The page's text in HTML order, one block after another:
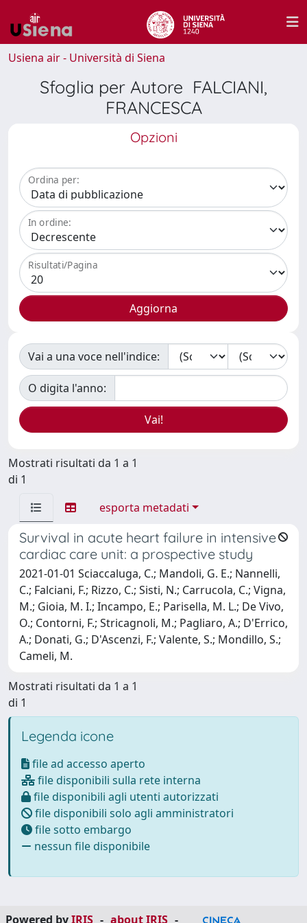
Usiena air - Università di Siena
Sfoglia per Autore FALCIANI,
FRANCESCA
Opzioni
Ordina per:
In ordine:
Risultati/Pagina
Vai a una voce nell'indice:
O digita l'anno:
Mostrati risultati da 1 a 1
di 1
esporta metadati
Survival in acute heart failure in intensive
cardiac care unit: a prospective study
2021-01-01 Sciaccaluga, C.; Mandoli, G. E.; Nannelli,
C.; Falciani, F.; Rizzo, C.; Sisti, N.; Carrucola, C.; Vigna,
M.; Gioia, M. I.; Incampo, E.; Parisella, M. L.; De Vivo,
O.; Contorni, F.; Stricagnoli, M.; Pagliaro, A.; D'Errico,
A.; Donati, G.; D'Ascenzi, F.; Valente, S.; Mondillo, S.;
Cameli, M.
Mostrati risultati da 1 a 1
di 1
Legenda icone
file ad accesso aperto
file disponibili sulla rete interna
file disponibili agli utenti autorizzati
file disponibili solo agli amministratori
file sotto embargo
nessun file disponibile
Powered byIRIS - about IRIS -